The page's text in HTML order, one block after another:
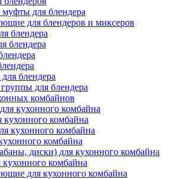
для блендера
для блендеров и миксеров
блендера
блендера
блендера
для блендера
комбайнов
кухонного комбайна
комбайна
кухонного комбайна
комбайна
диски) для кухонного комбайна
комбайна
для кухонного комбайна